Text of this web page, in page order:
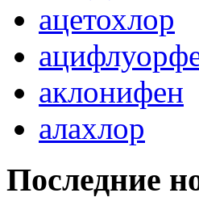
ацетохлор
аклонифен
алахлор
Последние